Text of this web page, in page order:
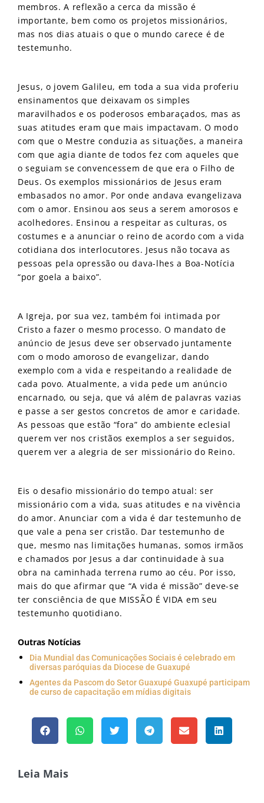
membros. A reflexão a cerca da missão é
importante, bem como os projetos missionários,
mas nos dias atuais o que o mundo carece é de
testemunho.
Jesus, o jovem Galileu, em toda a sua vida proferiu
ensinamentos que deixavam os simples
maravilhados e os poderosos embaraçados, mas as
suas atitudes eram que mais impactavam. O modo
com que o Mestre conduzia as situações, a maneira
com que agia diante de todos fez com aqueles que
o seguiam se convencessem de que era o Filho de
Deus. Os exemplos missionários de Jesus eram
embasados no amor. Por onde andava evangelizava
com o amor. Ensinou aos seus a serem amorosos e
acolhedores. Ensinou a respeitar as culturas, os
costumes e a anunciar o reino de acordo com a vida
cotidiana dos interlocutores. Jesus não tocava as
pessoas pela opressão ou dava-lhes a Boa-Notícia
“por goela a baixo”.
A Igreja, por sua vez, também foi intimada por
Cristo a fazer o mesmo processo. O mandato de
anúncio de Jesus deve ser observado juntamente
com o modo amoroso de evangelizar, dando
exemplo com a vida e respeitando a realidade de
cada povo. Atualmente, a vida pede um anúncio
encarnado, ou seja, que vá além de palavras vazias
e passe a ser gestos concretos de amor e caridade.
As pessoas que estão “fora” do ambiente eclesial
querem ver nos cristãos exemplos a ser seguidos,
querem ver a alegria de ser missionário do Reino.
Eis o desafio missionário do tempo atual: ser
missionário com a vida, suas atitudes e na vivência
do amor. Anunciar com a vida é dar testemunho de
que vale a pena ser cristão. Dar testemunho de
que, mesmo nas limitações humanas, somos irmãos
e chamados por Jesus a dar continuidade à sua
obra na caminhada terrena rumo ao céu. Por isso,
mais do que afirmar que “A vida é missão” deve-se
ter consciência de que MISSÃO É VIDA em seu
testemunho quotidiano.
Outras Notícias
Dia Mundial das Comunicações Sociais é celebrado em
diversas paróquias da Diocese de Guaxupé
Agentes da Pascom do Setor Guaxupé Guaxupé participam
de curso de capacitação em mídias digitais
Leia Mais